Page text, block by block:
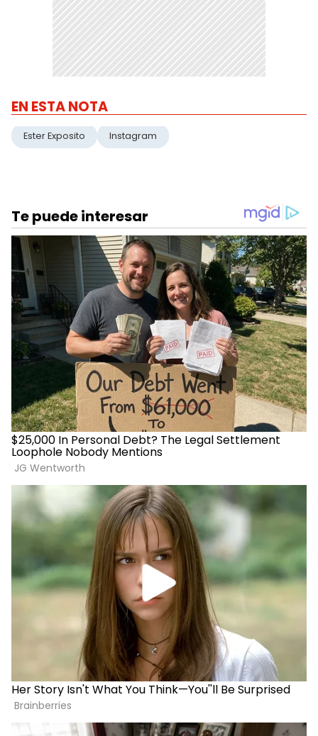
EN ESTA NOTA
Ester Exposito Instagram